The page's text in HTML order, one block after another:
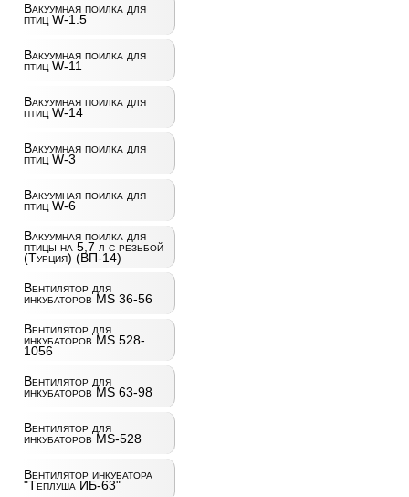
Вакуумная поилка для
птиц W-1.5
Вакуумная поилка для
птиц W-11
Вакуумная поилка для
птиц W-14
Вакуумная поилка для
птиц W-3
Вакуумная поилка для
птиц W-6
Вакуумная поилка для
птицы на 5,7 л с резьбой
(Турция) (ВП-14)
Вентилятор для
инкубаторов MS 36-56
Вентилятор для
инкубаторов MS 528-
1056
Вентилятор для
инкубаторов MS 63-98
Вентилятор для
инкубаторов MS-528
Вентилятор инкубатора
"Теплуша ИБ-63"